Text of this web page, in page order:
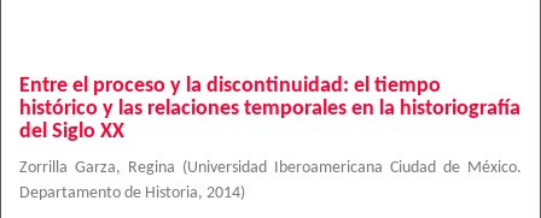
Entre el proceso y la discontinuidad: el tiempo
histórico y las relaciones temporales en la historiografía
del Siglo XX
Zorrilla Garza, Regina (Universidad Iberoamericana Ciudad de México.
Departamento de Historia, 2014)